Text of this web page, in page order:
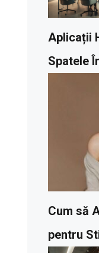
Aplicații
Spatele
Cum să
pentru